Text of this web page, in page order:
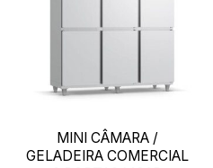
MINI CÂMARA /
GELADEIRA COMERCIAL